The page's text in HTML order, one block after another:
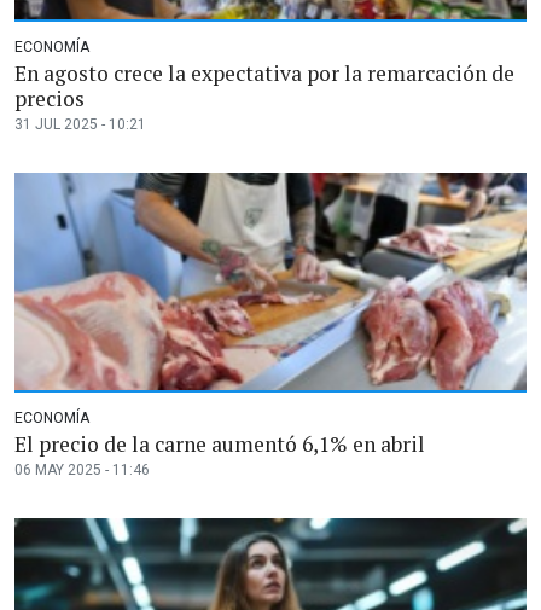
ECONOMÍA
En agosto crece la expectativa por la remarcación de
precios
31 JUL 2025 - 10:21
ECONOMÍA
El precio de la carne aumentó 6,1% en abril
06 MAY 2025 - 11:46